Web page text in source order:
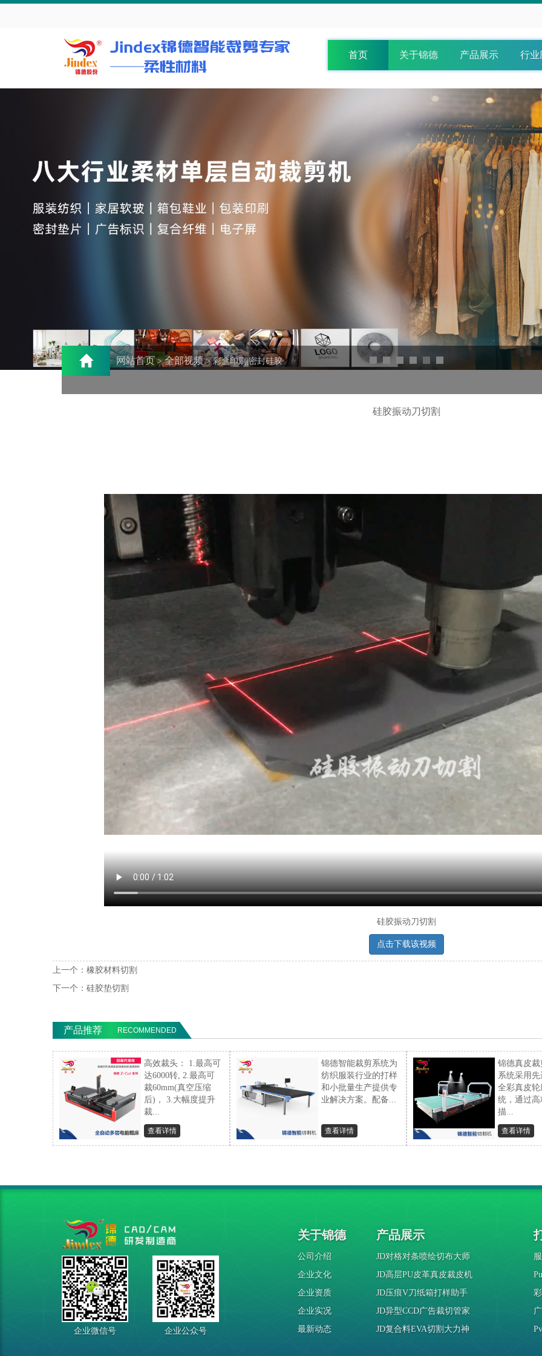
首页 关于锦德 产品展示 行业
网站首页>全部视频> 彩盒印刷|密封硅胶
硅胶振动刀切割
硅胶振动刀切割
点击下载该视频
上一个： 橡胶材料切割
下一个： 硅胶垫切割
产品推荐 RECOMMENDED
高效裁头： 1.最高可
达6000转, 2.最高可
裁60mm(真空压缩
后)， 3.大幅度提升
裁...
查看详情
锦德智能裁剪系统为
纺织服装行业的打样
和小批量生产提供专
业解决方案。配备...
查看详情
锦德真皮
系统采用
全彩真皮
统，通过
描...
查看详情
企业微信号 企业公众号
关于锦德
公司介绍
企业文化
企业资质
企业实况
最新动态
产品展示
JD对格对条喷绘切布大师
JD高层PU皮革真皮裁皮机
JD压痕V刀纸箱打样助手
JD异型CCD广告裁切管家
JD复合料EVA切割大力神